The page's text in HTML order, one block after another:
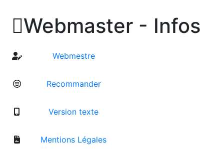
Webmaster - Infos
Webmestre
Recommander
Version texte
Mentions Légales